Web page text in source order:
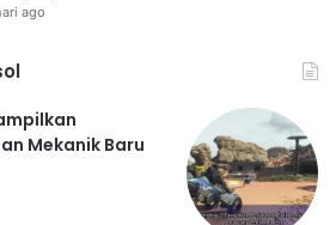
ago
Mekanik Baru